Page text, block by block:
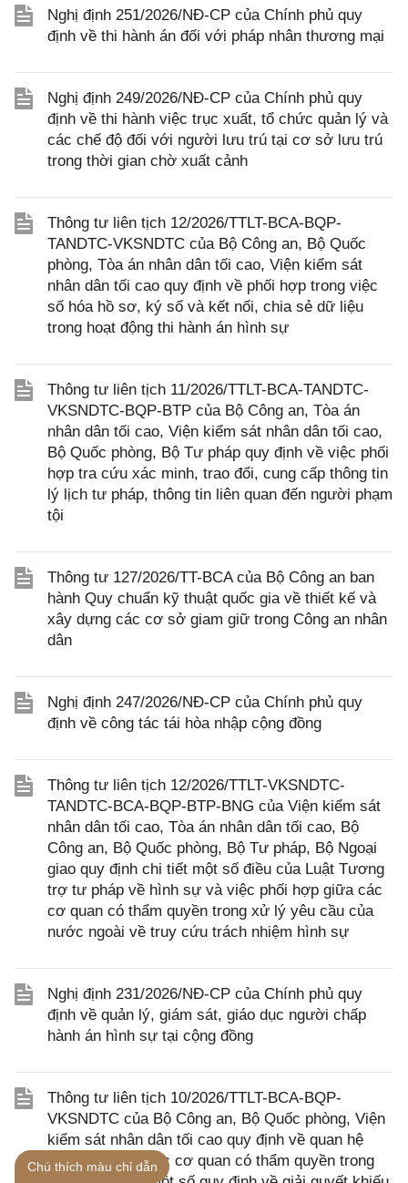
Nghị định 251/2026/NĐ-CP của Chính phủ quy
định về thi hành án đối với pháp nhân thương mại
Nghị định 249/2026/NĐ-CP của Chính phủ quy
định về thi hành việc trục xuất, tổ chức quản lý và
các chế độ đối với người lưu trú tại cơ sở lưu trú
trong thời gian chờ xuất cảnh
Thông tư liên tịch 12/2026/TTLT-BCA-BQP-
TANDTC-VKSNDTC của Bộ Công an, Bộ Quốc
phòng, Tòa án nhân dân tối cao, Viện kiểm sát
nhân dân tối cao quy định về phối hợp trong việc
số hóa hồ sơ, ký số và kết nối, chia sẻ dữ liệu
trong hoạt động thi hành án hình sự
Thông tư liên tịch 11/2026/TTLT-BCA-TANDTC-
VKSNDTC-BQP-BTP của Bộ Công an, Tòa án
nhân dân tối cao, Viện kiểm sát nhân dân tối cao,
Bộ Quốc phòng, Bộ Tư pháp quy định về việc phối
hợp tra cứu xác minh, trao đổi, cung cấp thông tin
lý lịch tư pháp, thông tin liên quan đến người phạm
tội
Thông tư 127/2026/TT-BCA của Bộ Công an ban
hành Quy chuẩn kỹ thuật quốc gia về thiết kế và
xây dựng các cơ sở giam giữ trong Công an nhân
dân
Nghị định 247/2026/NĐ-CP của Chính phủ quy
định về công tác tái hòa nhập cộng đồng
Thông tư liên tịch 12/2026/TTLT-VKSNDTC-
TANDTC-BCA-BQP-BTP-BNG của Viện kiểm sát
nhân dân tối cao, Tòa án nhân dân tối cao, Bộ
Công an, Bộ Quốc phòng, Bộ Tư pháp, Bộ Ngoại
giao quy định chi tiết một số điều của Luật Tương
trợ tư pháp về hình sự và việc phối hợp giữa các
cơ quan có thẩm quyền trong xử lý yêu cầu của
nước ngoài về truy cứu trách nhiệm hình sự
Nghị định 231/2026/NĐ-CP của Chính phủ quy
định về quản lý, giám sát, giáo dục người chấp
hành án hình sự tại cộng đồng
Thông tư liên tịch 10/2026/TTLT-BCA-BQP-
VKSNDTC của Bộ Công an, Bộ Quốc phòng, Viện
kiểm sát nhân dân tối cao quy định về quan hệ
phối hợp giữa các cơ quan có thẩm quyền trong
Chú thích màu chỉ dẫn